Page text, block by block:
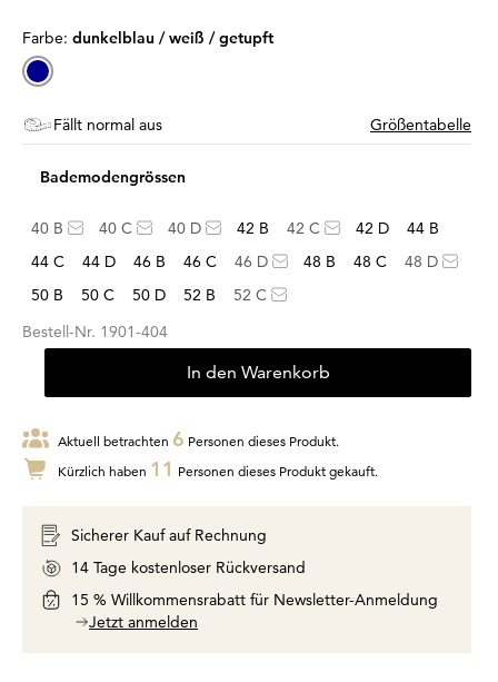
Farbe: dunkelblau / weiß / getupft
Fällt normal aus Größentabelle
Bademodengrössen
40 B 40 C 40 D 42 B 42 C 42 D
44 B
44 C
44 D 46 B 46 C 46 D 48 B 48 C
48 D
50 B
50 C 50 D 52 B
52 C
Bestell-Nr. 1901-404
In den Warenkorb
Aktuell betrachten 6 Personen dieses Produkt.
Kürzlich haben 11 Personen dieses Produkt gekauft.
Sicherer Kauf auf Rechnung
14 Tage kostenloser Rückversand
15 % Willkommensrabatt für Newsletter-Anmeldung
Jetzt anmelden